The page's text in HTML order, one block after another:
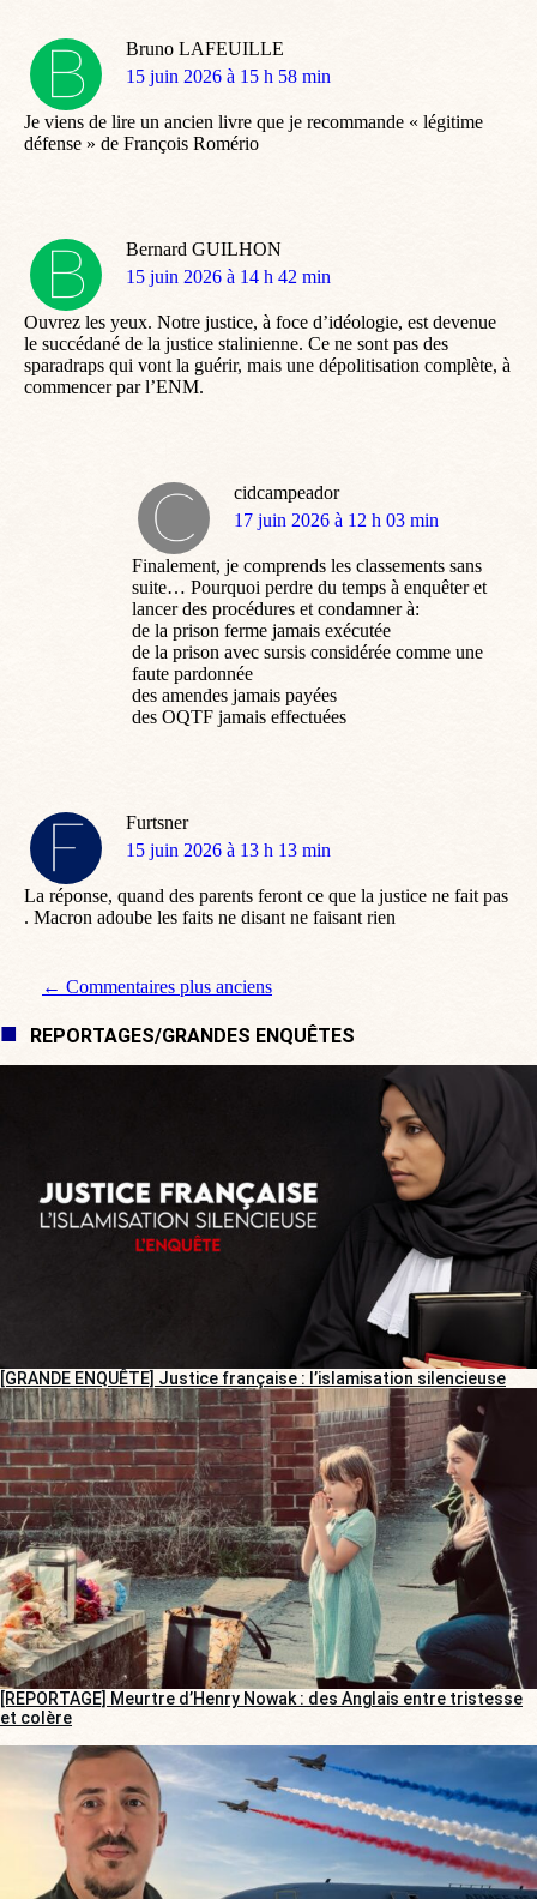
Bruno LAFEUILLE
dit
15 juin 2026 à 15 h 58 min
Je viens de lire un ancien livre que je recommande « légitime
défense » de François Romério
Bernard GUILHON
dit
15 juin 2026 à 14 h 42 min
Ouvrez les yeux. Notre justice, à foce d’idéologie, est devenue
le succédané de la justice stalinienne. Ce ne sont pas des
sparadraps qui vont la guérir, mais une dépolitisation complète, à
commencer par l’ENM.
cidcampeador
dit
17 juin 2026 à 12 h 03 min
Finalement, je comprends les classements sans
suite… Pourquoi perdre du temps à enquêter et
lancer des procédures et condamner à:
de la prison ferme jamais exécutée
de la prison avec sursis considérée comme une
faute pardonnée
des amendes jamais payées
des OQTF jamais effectuées
Furtsner
dit
15 juin 2026 à 13 h 13 min
La réponse, quand des parents feront ce que la justice ne fait pas
. Macron adoube les faits ne disant ne faisant rien
Navigation de commentaire
← Commentaires plus anciens
REPORTAGES/GRANDES ENQUÊTES
[GRANDE ENQUÊTE] Justice française : l’islamisation silencieuse
[REPORTAGE] Meurtre d’Henry Nowak : des Anglais entre tristesse
et colère